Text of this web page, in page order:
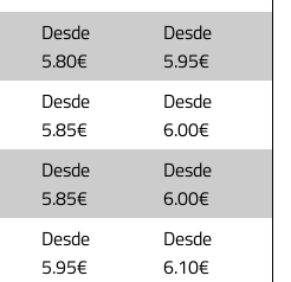
Desde
5.80€
Desde
5.95€
Desde
5.85€
Desde
6.00€
Desde
5.85€
Desde
6.00€
Desde
5.95€
Desde
6.10€